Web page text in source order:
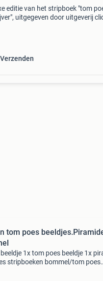
editie van het stripboek "tom
uitgegeven door uitgeverij
tom poes
1x tom poes beeldje 1x
stripboeken bommel/tom poes